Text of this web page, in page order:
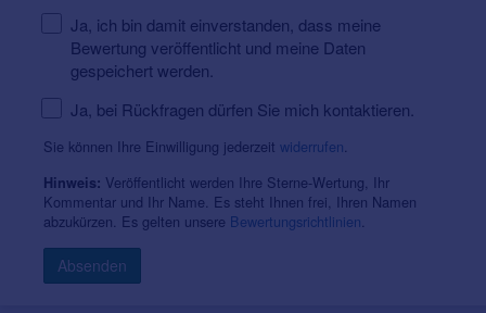
Ja, ich bin damit einverstanden, dass meine
Bewertung veröffentlicht und meine Daten
gespeichert werden.
Ja, bei Rückfragen dürfen Sie mich kontaktieren.
Sie können Ihre Einwilligung jederzeit widerrufen.
Hinweis: Veröffentlicht werden Ihre Sterne-Wertung, Ihr
Kommentar und Ihr Name. Es steht Ihnen frei, Ihren Namen
abzukürzen. Es gelten unsere Bewertungsrichtlinien.
Absenden